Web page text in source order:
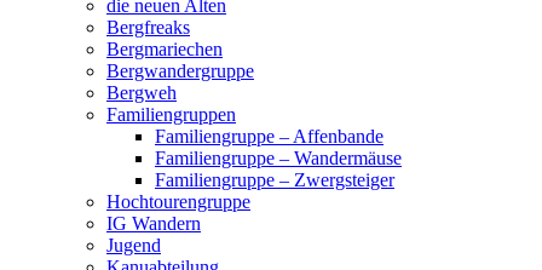
die neuen Alten
Bergfreaks
Bergmariechen
Bergwandergruppe
Bergweh
Familiengruppen
Familiengruppe – Affenbande
Familiengruppe – Wandermäuse
Familiengruppe – Zwergsteiger
Hochtourengruppe
IG Wandern
Jugend